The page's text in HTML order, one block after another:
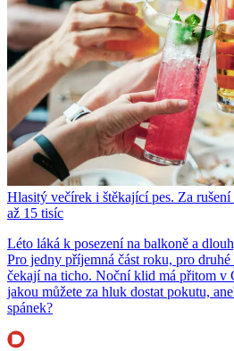
Hlasitý večírek i štěkající pes. Za
až 15 tisíc
Léto láká k posezení na balkoně a
Pro jedny příjemná část roku, pro
čekají na ticho. Noční klid má přitom v
jakou můžete za hluk dostat pokutu,
spánek?